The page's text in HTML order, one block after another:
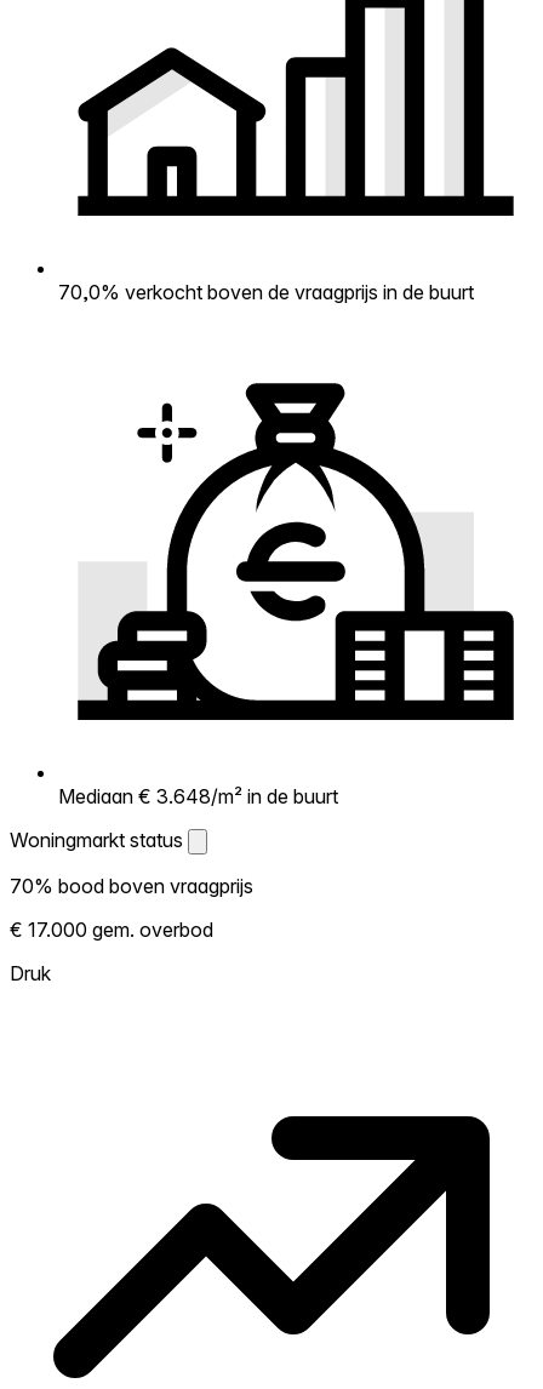
70,0% verkocht boven de vraagprijs in de buurt
Mediaan € 3.648/m² in de buurt
Woningmarkt status
Woningmarkt status
Laat zien hoe competitief de markt hier is.
Hoe meer woningen boven vraagprijs
verkopen, hoe heter. Heet? Verwacht
70% bood boven vraagprijs
€ 17.000 gem. overbod
Druk